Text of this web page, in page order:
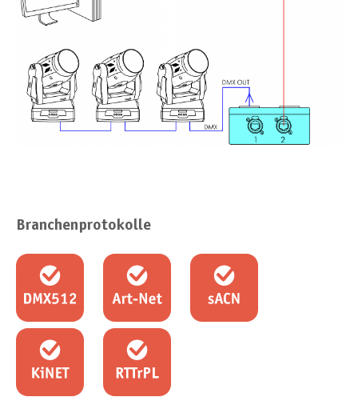
Branchenprotokolle